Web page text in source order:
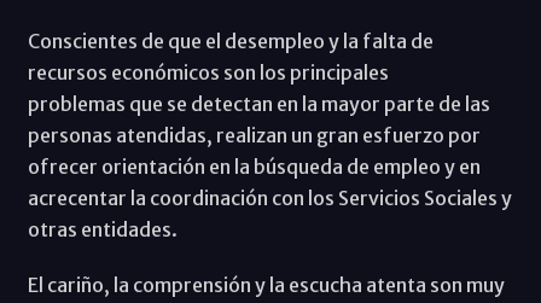
Conscientes de que el desempleo y la falta de
recursos económicos son los principales
problemas que se detectan en la mayor parte de las
personas atendidas, realizan un gran esfuerzo por
ofrecer orientación en la búsqueda de empleo y en
acrecentar la coordinación con los Servicios Sociales y
otras entidades.
El cariño, la comprensión y la escucha atenta son muy